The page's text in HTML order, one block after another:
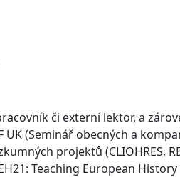
či externí lektor, a
(Seminář obecných a
projektů (CLIOHRES,
Teaching European